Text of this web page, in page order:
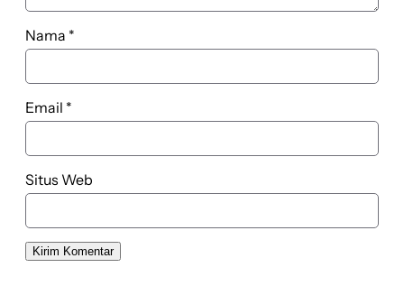
Nama *
Email *
Situs Web